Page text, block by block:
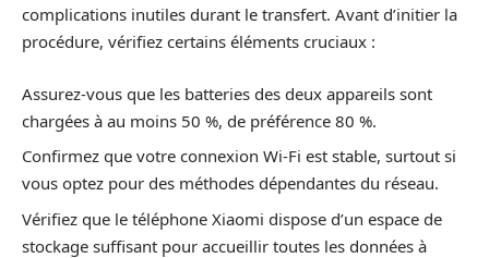
complications inutiles durant le transfert. Avant d’initier la
procédure, vérifiez certains éléments cruciaux :
Assurez-vous que les batteries des deux appareils sont
chargées à au moins 50 %, de préférence 80 %.
Confirmez que votre connexion Wi-Fi est stable, surtout si
vous optez pour des méthodes dépendantes du réseau.
Vérifiez que le téléphone Xiaomi dispose d’un espace de
stockage suffisant pour accueillir toutes les données à